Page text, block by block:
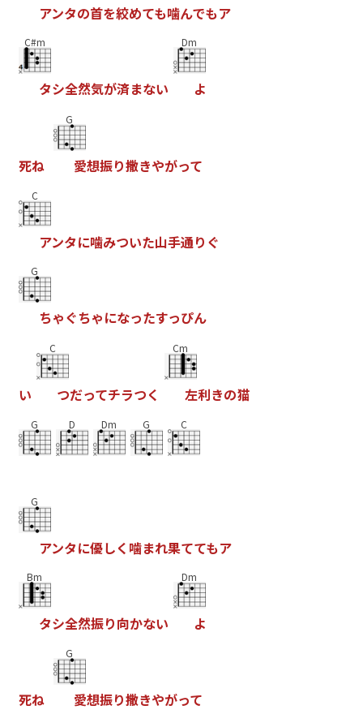
アンタの首を絞めても噛んでもア
C#m
タシ全然気が済まない
Dm
よ
死ね
G
愛想振り撒きやがって
C
アンタに噛みついた山手通り ぐ
G
ちゃぐちゃになったすっぴん
い
C
つだってチラつく
Cm
左利きの猫
G D Dm G C
G
アンタに優しく 噛まれ果ててもア
Bm
タシ全然振り向かない
Dm
よ
死ね
G
愛想振り撒きやがって